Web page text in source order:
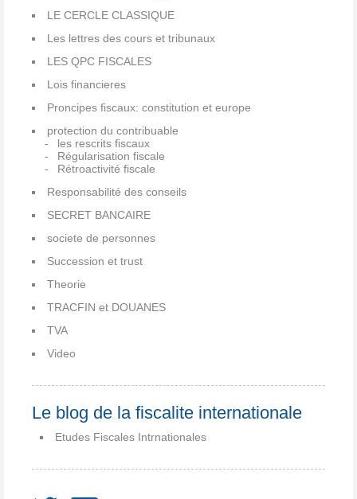
LE CERCLE CLASSIQUE
Les lettres des cours et tribunaux
LES QPC FISCALES
Lois financieres
Proncipes fiscaux: constitution et europe
protection du contribuable
les rescrits fiscaux
Régularisation fiscale
Rétroactivité fiscale
Responsabilité des conseils
SECRET BANCAIRE
societe de personnes
Succession et trust
Theorie
TRACFIN et DOUANES
TVA
Video
Le blog de la fiscalite internationale
Etudes Fiscales Intrnationales